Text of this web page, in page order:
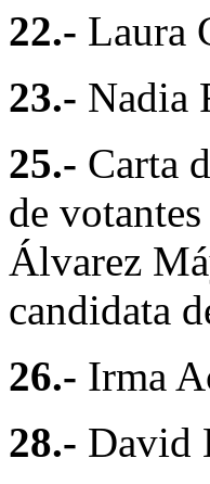
22.- Laura
23.- Nadia
25.- Carta
de
Álvarez
candidata
26.- Irma
28.- David